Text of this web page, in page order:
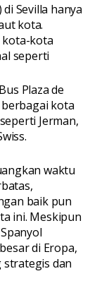
di Sevilla hanya
kota.
kota-kota
seperti
Plaza de
kota
Jerman,
waktu
baik pun
ini. Meskipun
di Eropa,
strategis dan